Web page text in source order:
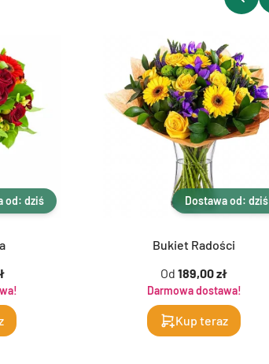
od: dziś Dostawa od: dziś
Bukiet Radości
Od 189,00 zł
Darmowa dostawa!
Kup teraz